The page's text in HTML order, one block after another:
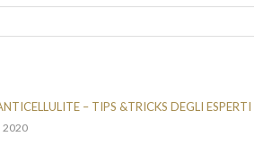
– TIPS &TRICKS DEGLI ESPERTI
2020